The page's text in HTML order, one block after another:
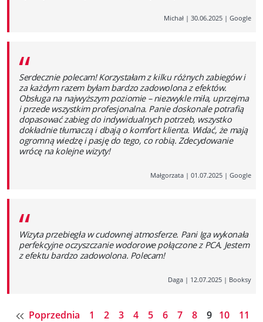
Michał | 30.06.2025 | Google
“
Serdecznie polecam! Korzystałam z kilku różnych zabiegów i
za każdym razem byłam bardzo zadowolona z efektów.
Obsługa na najwyższym poziomie – niezwykle miła, uprzejma
i przede wszystkim profesjonalna. Panie doskonale potrafią
dopasować zabieg do indywidualnych potrzeb, wszystko
dokładnie tłumaczą i dbają o komfort klienta. Widać, że mają
ogromną wiedzę i pasję do tego, co robią. Zdecydowanie
wrócę na kolejne wizyty!
Małgorzata | 01.07.2025 | Google
“
Wizyta przebiegła w cudownej atmosferze. Pani Iga wykonała
perfekcyjne oczyszczanie wodorowe połączone z PCA. Jestem
z efektu bardzo zadowolona. Polecam!
Daga | 12.07.2025 | Booksy
Poprzednia 1 2 3 4 5 6 7 8 9 10
11